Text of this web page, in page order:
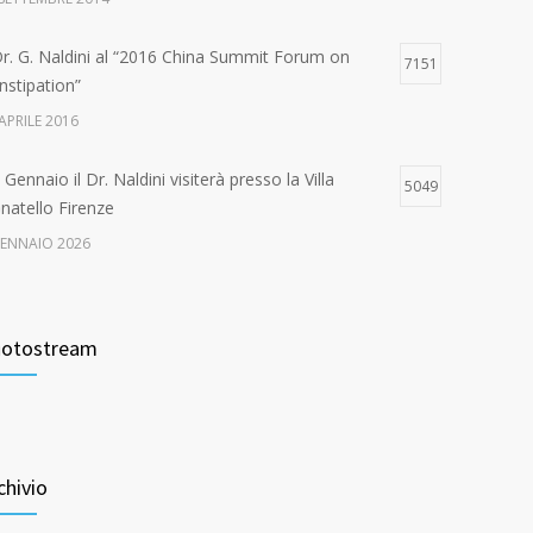
G. Naldini al “2016 China Summit Forum on
7151
2016
Gennaio il Dr. Naldini visiterà presso la Villa
Firenze
5049
2026
di San Rossore
2024